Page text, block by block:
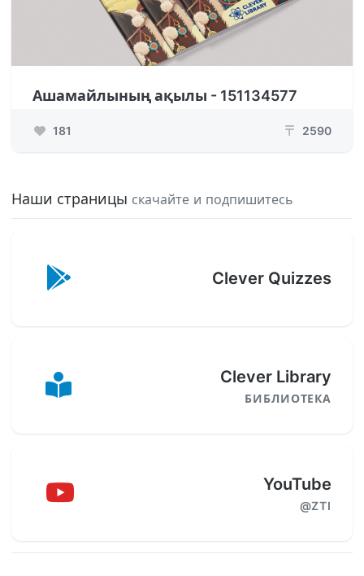
Ашамайлының ақылы - 151134577
181 ₸ 2590
Наши страницы скачайте и подпишитесь
Clever Quizzes
Clever Library
БИБЛИОТЕКА
YouTube
@ZTI